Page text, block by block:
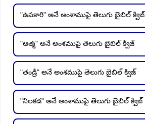
"ఉపకారి" అనే అంశాముపై తెలుగు బైబిల్ క్విజ్
"ఆత్మ" అనే అంశముపై తెలుగు బైబిల్ క్విజ్
"తండ్రీ" అనే అంశముపై తెలుగు బైబిల్ క్విజ్
"నిలకడ" అనే అంశాముపై తెలుగు బైబిల్ క్విజ్